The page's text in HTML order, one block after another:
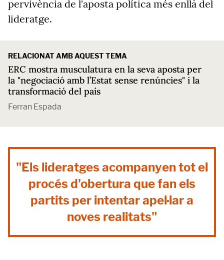
pervivència de l'aposta política més enllà del
lideratge.
RELACIONAT AMB AQUEST TEMA
ERC mostra musculatura en la seva aposta per
la "negociació amb l’Estat sense renúncies" i la
transformació del país
Ferran Espada
"Els lideratges acompanyen tot el
procés d'obertura que fan els
partits per intentar apel·lar a
noves realitats"